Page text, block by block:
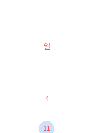
일
4
11